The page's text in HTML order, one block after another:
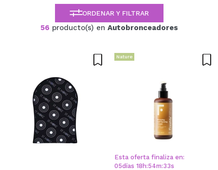
No tengo cuenta aquí
QUIERO REGISTRARME
Al crear una cuenta en Maquillalia.com podrás realizar
tus compras rápidamente, revisar el estado de tus
FRANCES
ALEMAN
ITALIANO
ORDENAR Y FILTRAR
56 producto(s) en Autobronceadores
Nature
Esta oferta finaliza en:
05días 18 h:54m:32s